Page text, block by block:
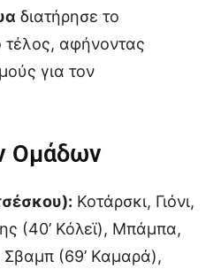
διατήρησε το
τέλος, αφήνοντας
για τον
Ομάδων
Κοτάρσκι, Γιόνι,
(40’ Κόλεϊ), Μπάμπα,
Σβαμπ (69’ Καμαρά),